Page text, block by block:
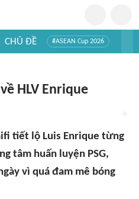
CHỦ ĐỀ #ASEAN Cup 2026
HLV Enrique
tiết lộ Luis Enrique từng
tâm huấn luyện PSG,
vì quá đam mê bóng